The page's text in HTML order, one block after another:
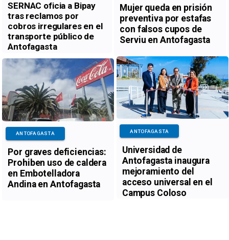
SERNAC oficia a Bipay
tras reclamos por
cobros irregulares en el
transporte público de
Antofagasta
Mujer queda en prisión
preventiva por estafas
con falsos cupos de
Serviu en Antofagasta
Por graves deficiencias:
Prohiben uso de caldera
en Embotelladora
Andina en Antofagasta
ANTOFAGASTA
Universidad de
Antofagasta inaugura
mejoramiento del
acceso universal en el
Campus Coloso
ANTOFAGASTA